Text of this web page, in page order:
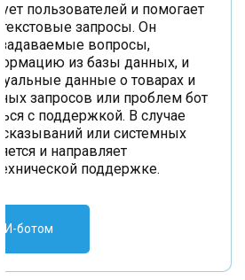
пользователей и помогает
текстовые запросы. Он
задаваемые вопросы,
из базы данных, и
данные о товарах и
запросов или проблем бот
с поддержкой. В случае
или системных
и направляет
поддержке.
ботом